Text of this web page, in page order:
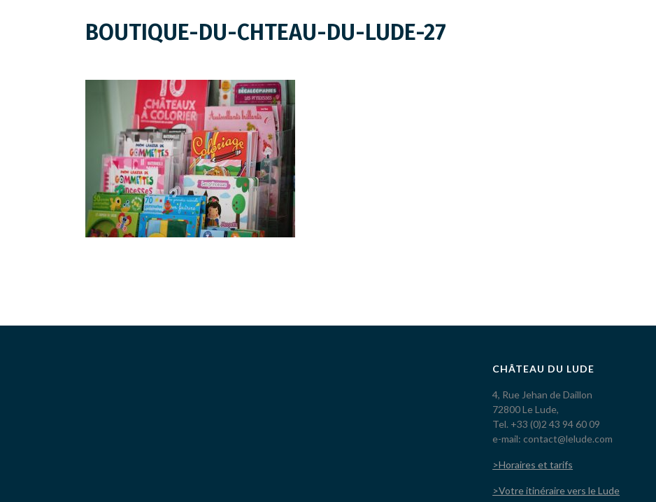
BOUTIQUE-DU-CHTEAU-DU-LUDE-27
CHÂTEAU DU LUDE
4, Rue Jehan de Daillon
72800 Le Lude,
Tel. +33 (0)2 43 94 60 09
e-mail: contact@lelude.com
>Horaires et tarifs
>Votre itinéraire vers le Lude